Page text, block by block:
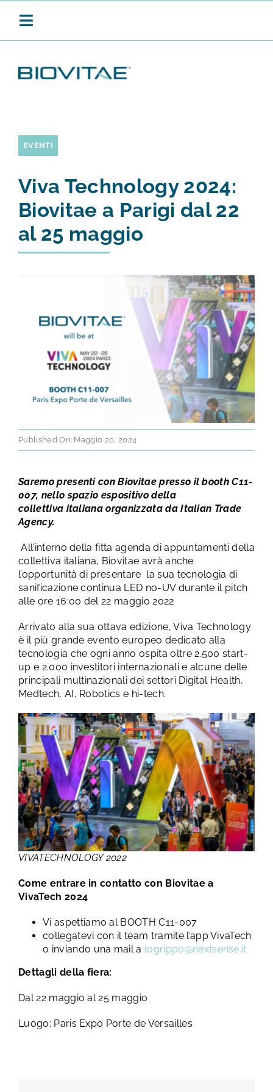
Toggle
SANIFICAZIONE CONTINUA
PRODOTTI
APPLICAZIONI
CHI SIAMO
NEWS
RISORSE
FAQ
CONTATTI
AREA RISERVATA
EVENTI
Viva Technology 2024:
Biovitae a Parigi dal 22
al 25 maggio
Published On: Maggio 20, 2024
Saremo presenti con Biovitae presso il booth C11-
007, nello spazio espositivo della
collettiva italiana organizzata da Italian Trade
Agency.
All’interno della fitta agenda di appuntamenti della
collettiva italiana, Biovitae avrà anche
l’opportunità di presentare la sua tecnologia di
sanificazione continua LED no-UV durante il pitch
alle ore 16:00 del 22 maggio 2022
Arrivato alla sua ottava edizione, Viva Technology
è il più grande evento europeo dedicato alla
tecnologia che ogni anno ospita oltre 2.500 start-
up e 2.000 investitori internazionali e alcune delle
principali multinazionali dei settori Digital Health,
Medtech, AI, Robotics e hi-tech.
VIVATECHNOLOGY 2022
Come entrare in contatto con Biovitae a
VivaTech 2024
Vi aspettiamo al BOOTH C11-007
collegatevi con il team tramite l’app VivaTech
o inviando una mail a logrippo@nextsense.it
Dettagli della fiera:
Dal 22 maggio al 25 maggio
Luogo: Paris Expo Porte de Versailles